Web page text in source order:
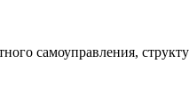
самоуправления,